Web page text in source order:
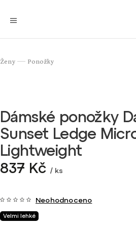
Ženy / Ponožky
Dámské ponožky
Sunset Ledge
Lightweight
837 Kč / ks
Velmi lehké
Neohodnoceno